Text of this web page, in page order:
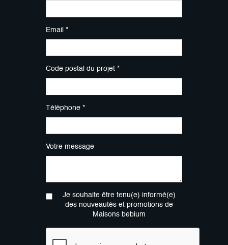
Email *
Code postal du projet *
Téléphone *
Votre message
Je souhaite être tenu(e) informé(e)
des nouveautés et promotions de
Maisons bebium